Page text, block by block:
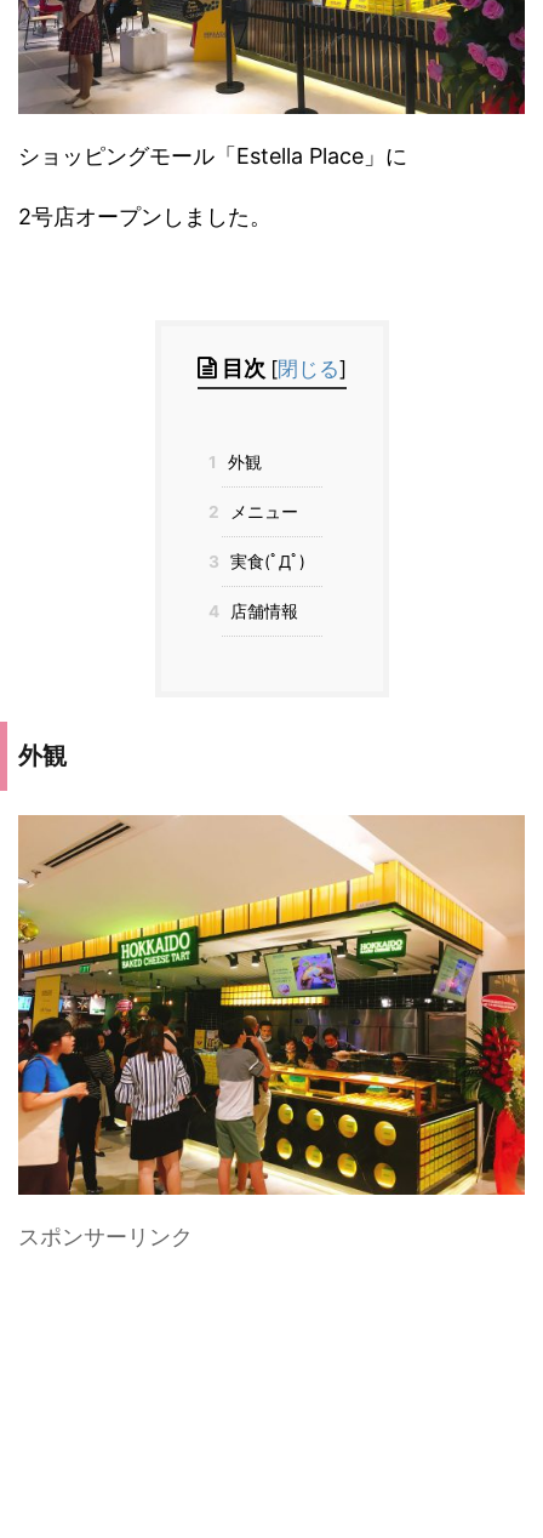
ショッピングモール「Estella Place」に
2号店オープンしました。
目次 [閉じる]
1 外観
2 メニュー
3 実食(ﾟДﾟ)
4 店舗情報
外観
スポンサーリンク